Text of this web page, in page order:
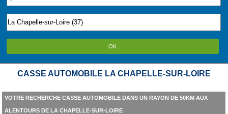
OK
CASSE AUTOMOBILE LA CHAPELLE-SUR-LOIRE
VOTRE RECHERCHE CASSE AUTOMOBILE DANS UN RAYON DE 50KM AUX
ALENTOURS DE LA CHAPELLE-SUR-LOIRE